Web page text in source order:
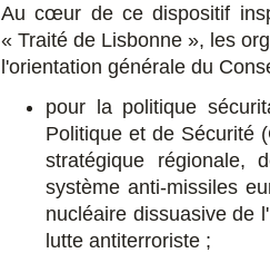
Au cœur de ce dispositif
« Traité de Lisbonne », les
l'orientation générale du
pour la politique
Politique et de Sécurité
stratégique
système anti-missiles
nucléaire dissuasive de
lutte antiterroriste ;